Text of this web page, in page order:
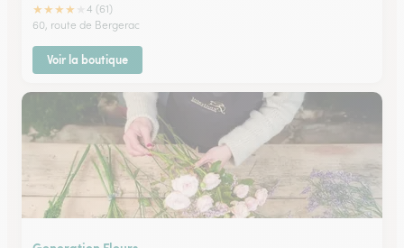
★★★★
4 (61)
60, route de Bergerac
Voir la boutique